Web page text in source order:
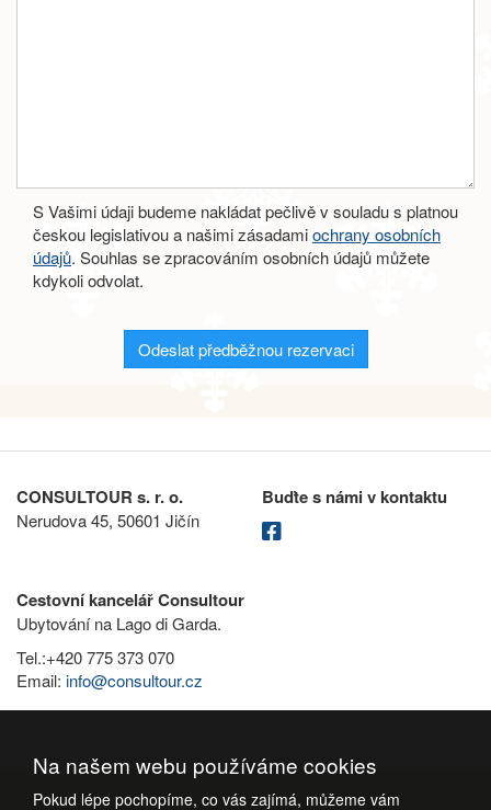
S Vašimi údaji budeme nakládat pečlivě v souladu s platnou
českou legislativou a našimi zásadamiochrany osobních
údajů. Souhlas se zpracováním osobních údajů můžete
kdykoli odvolat.
Odeslat předběžnou rezervaci
CONSULTOUR s. r. o.
Nerudova 45, 50601 Jičín
Buďte s námi v kontaktu
Cestovní kancelář Consultour
Ubytování na Lago di Garda.
Tel.:+420 775 373 070
Email: info@consultour.cz
Na našem webu používáme cookies
Pokud lépe pochopíme, co vás zajímá, můžeme vám